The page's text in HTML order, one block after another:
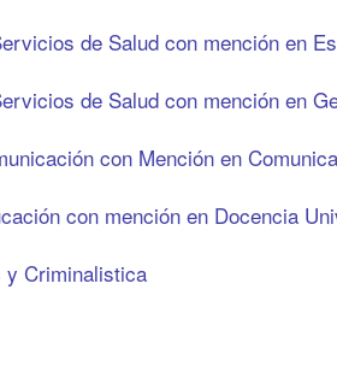
de Salud con mención en
de Salud con mención en
con Mención en
con mención en Docencia
y Criminalistica